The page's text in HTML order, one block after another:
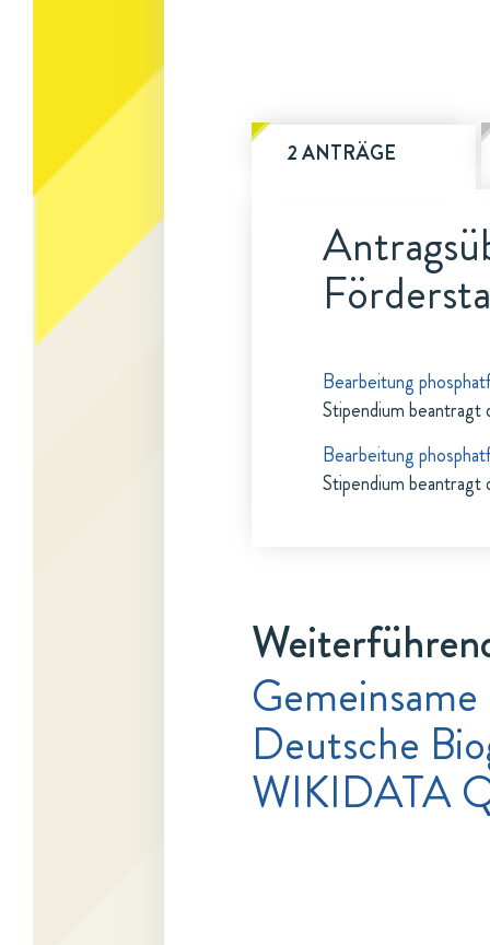
2 ANTRÄGE
Bearbeitung
Stipendium beantragt
Bearbeitung
Stipendium beantragt
Deutsche
WIKIDATA